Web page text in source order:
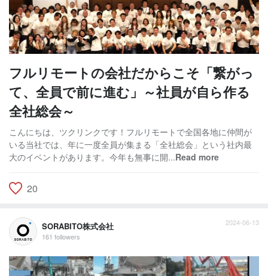
フルリモートの会社だからこそ「繋がっ
て、全員で前に進む」～社員が自ら作る
全社総会～
こんにちは、ツクリンクです！フルリモートで全国各地に仲間が
いる当社では、年に一度全員が集まる「全社総会」という社内最
大のイベントがあります。今年も無事に開...Read more
20
SORABITO株式会社
161 followers
2024-06-13